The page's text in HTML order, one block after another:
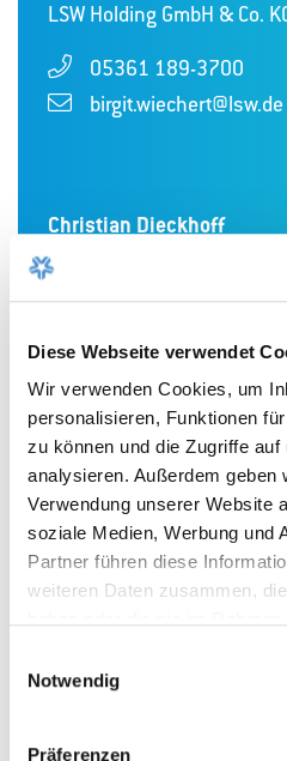
Diese Webseite verwendet
Wir verwenden Cookies, um
personalisieren, Funktionen
zu können und die Zugriffe
analysieren. Außerdem geben
Verwendung unserer Website
soziale Medien, Werbung und
Partner führen diese
weiteren Daten zusammen,
Notwendig
Präferenzen
LSW Holding GmbH & Co.
05361 189-3700
birgit.wiechert@lsw.de
Christian Dieckhoff
Leiter WDZ
Stadtwerke Wolfsburg AG
05361 8911-272
Anatoli Seliwanow
Leiter Betrieb
WOBCOM GmbH